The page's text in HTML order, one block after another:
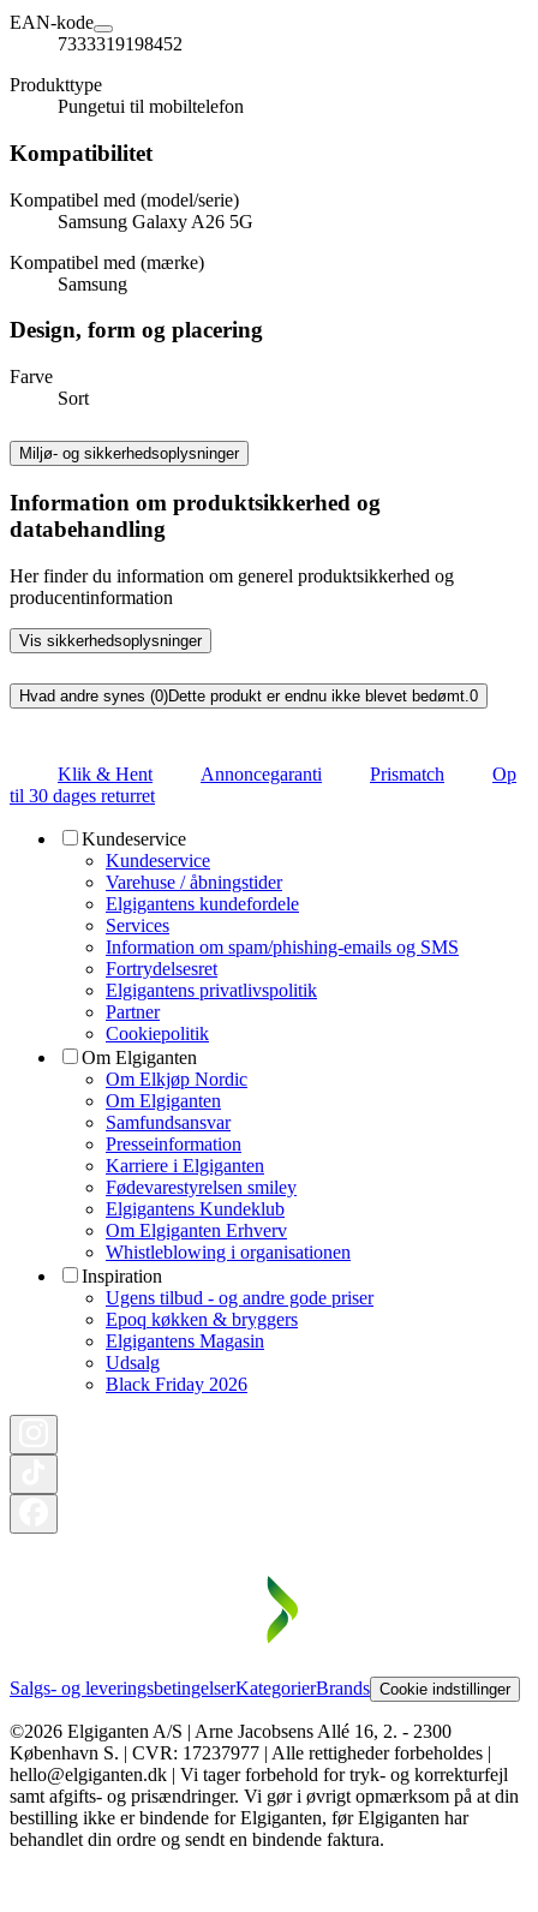
EAN-kode
7333319198452
Produkttype
Pungetui til mobiltelefon
Kompatibilitet
Kompatibel med (model/serie)
Samsung Galaxy A26 5G
Kompatibel med (mærke)
Samsung
Design, form og placering
Farve
Sort
Miljø- og sikkerhedsoplysninger
Information om produktsikkerhed og
databehandling
Her finder du information om generel produktsikkerhed og
producentinformation
Vis sikkerhedsoplysninger
Hvad andre synes (0)Dette produkt er endnu ikke blevet bedømt.0
Klik & Hent Annoncegaranti Prismatch
Op
til 30 dages returret
Kundeservice
Kundeservice
Varehuse / åbningstider
Elgigantens kundefordele
Services
Information om spam/phishing-emails og SMS
Fortrydelsesret
Elgigantens privatlivspolitik
Partner
Cookiepolitik
Om Elgiganten
Om Elkjøp Nordic
Om Elgiganten
Samfundsansvar
Presseinformation
Karriere i Elgiganten
Fødevarestyrelsen smiley
Elgigantens Kundeklub
Om Elgiganten Erhverv
Whistleblowing i organisationen
Inspiration
Ugens tilbud - og andre gode priser
Epoq køkken & bryggers
Elgigantens Magasin
Udsalg
Black Friday 2026
Salgs- og leveringsbetingelserKategorierBrands Cookie indstillinger
©2026 Elgiganten A/S | Arne Jacobsens Allé 16, 2. - 2300
København S. | CVR: 17237977 | Alle rettigheder forbeholdes |
hello@elgiganten.dk | Vi tager forbehold for tryk- og korrekturfejl
samt afgifts- og prisændringer. Vi gør i øvrigt opmærksom på at din
bestilling ikke er bindende for Elgiganten, før Elgiganten har
behandlet din ordre og sendt en bindende faktura.